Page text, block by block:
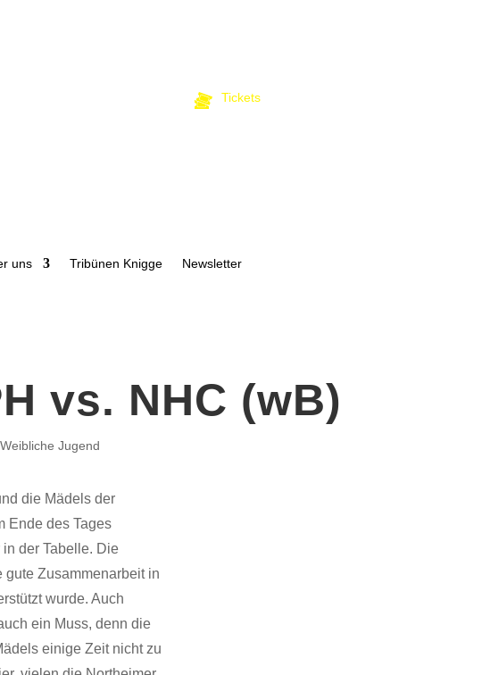
Tickets
uns Tribünen Knigge Newsletter
vs. NHC (wB)
Weibliche Jugend
die Mädels der
Ende des Tages
der Tabelle. Die
Zusammenarbeit in
wurde. Auch
ein Muss, denn die
einige Zeit nicht zu